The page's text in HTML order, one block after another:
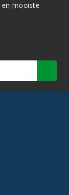
en mooiste